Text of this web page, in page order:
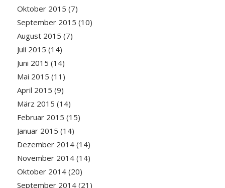
Oktober 2015 (7)
September 2015 (10)
August 2015 (7)
Juli 2015 (14)
Juni 2015 (14)
Mai 2015 (11)
April 2015 (9)
März 2015 (14)
Februar 2015 (15)
Januar 2015 (14)
Dezember 2014(14)
November 2014(14)
Oktober 2014(20)
September 2014(21)